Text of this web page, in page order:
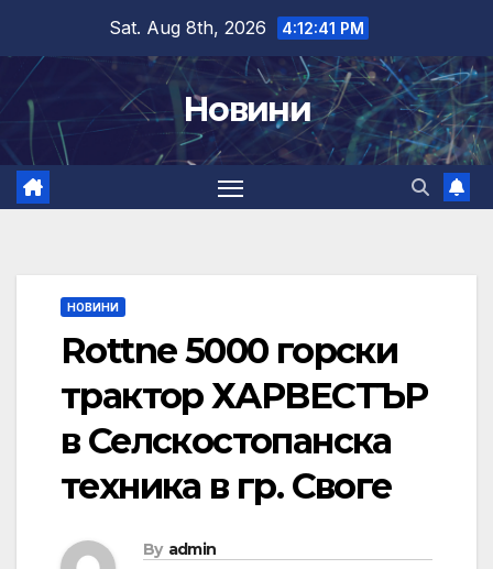
content
Sat. Aug 8th, 2026 4:12:42 PM
Новини
НОВИНИ
Rottne 5000 горски
трактор ХАРВЕСТЪР
в Селскостопанска
техника в гр. Своге
By admin